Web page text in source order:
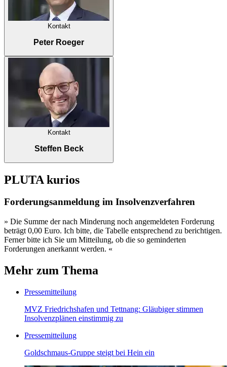
Kontakt
Peter Roeger
Kontakt
Steffen Beck
PLUTA kurios
Forderungsanmeldung im Insolvenzverfahren
» Die Summe der nach Minderung noch angemeldeten Forderung
beträgt 0,00 Euro. Ich bitte, die Tabelle entsprechend zu berichtigen.
Ferner bitte ich Sie um Mitteilung, ob die so geminderten
Forderungen anerkannt werden. «
Mehr zum Thema
Pressemitteilung
MVZ Friedrichshafen und Tettnang: Gläubiger stimmen
Insolvenzplänen einstimmig zu
Pressemitteilung
Goldschmaus-Gruppe steigt bei Hein ein